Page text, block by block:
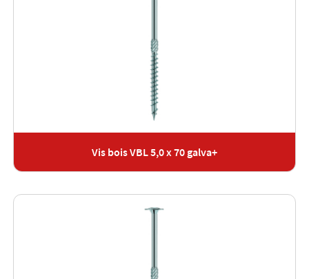
Vis bois VBL 5,0 x 70 galva+